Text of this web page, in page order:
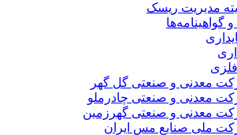
مدیریت ریسک
و گواهینامه‌ها
معدنی و صنعتی گل گهر
معدنی و صنعتی چادرملو
معدنی و صنعتی گهرزمین
ملی صنایع مس ایران